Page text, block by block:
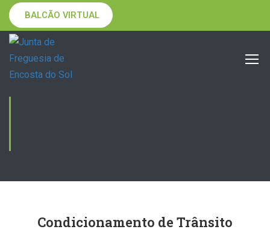
BALCÃO VIRTUAL
Condicionamento de Trânsito